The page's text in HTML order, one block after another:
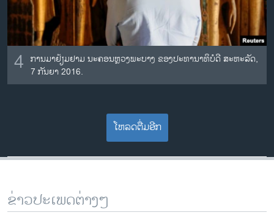
4 ການມາຢ້ຽມຢາມ ນະຄອນຫຼວງພະບາງ ຂອງປະທານາທິບໍດີ ສະຫະລັດ,
7 ກັນຍາ 2016.
ໂຫລດຕື່ມອີກ
ຂ່າວປະເພດຕ່າງໆ